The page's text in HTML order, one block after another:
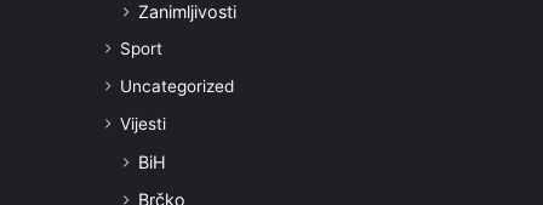
Zanimljivosti
Sport
Uncategorized
Vijesti
BiH
Brčko